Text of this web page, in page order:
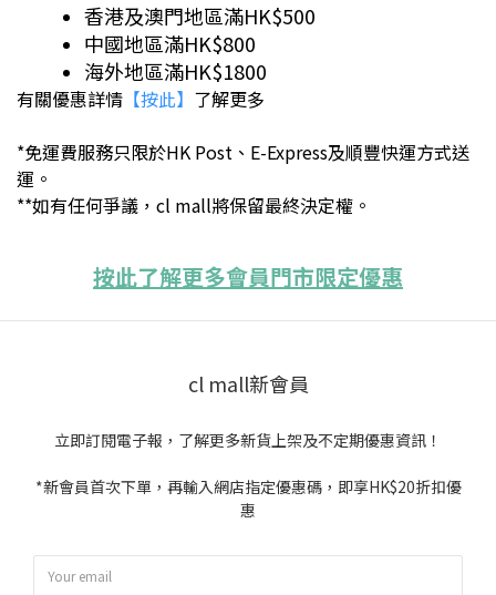
香港及澳門地區滿HK$500
中國地區滿HK$800
海外地區滿HK$1800
有關優惠詳情 【按此】 了解更多
*免運費服務只限於HK Post、E-Express及順豐快運方式送
運。
**如有任何爭議，cl mall將保留最終決定權。
按此了解更多會員門市限定優惠
cl mall新會員
立即訂閱電子報，了解更多新貨上架及不定期優惠資訊！
*新會員首次下單，再輸入網店指定優惠碼，即享HK$20折扣優
惠